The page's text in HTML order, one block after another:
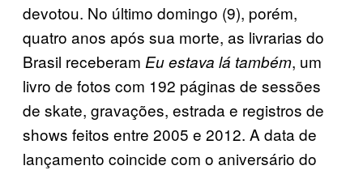
devotou. No último domingo (9), porém,
quatro anos após sua morte, as livrarias do
Brasil receberam Eu estava lá também, um
livro de fotos com 192 páginas de sessões
de skate, gravações, estrada e registros de
shows feitos entre 2005 e 2012. A data de
lançamento coincide com o aniversário do